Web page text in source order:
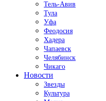
Тель-Авив
Тула
Уфа
Феодосия
Хадера
Чапаевск
Челябинск
Чикаго
Новости
Звезды
Культура